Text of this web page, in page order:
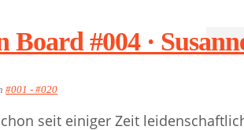
#004 ·
#001 - #020
seit einiger Zeit